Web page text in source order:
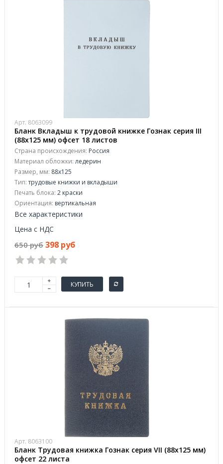
Арт. 8063099
Бланк Вкладыш к трудовой книжке Гознак серия III
(88x125 мм) офсет 18 листов
Страна происхождения: Россия
Материал обложки: ледерин
Размер, мм: 88х125
Тип:трудовые книжки и вкладыши
Печать блока: 2 краски
Ориентация: вертикальная
Все характеристики
Цена с НДС
650 руб 398 руб
КУПИТЬ
Арт. 8063100
Бланк Трудовая книжка Гознак серия VII (88x125 мм)
офсет 22 листа